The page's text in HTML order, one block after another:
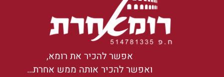
אפשר להכיר את רומא,
ואפשר להכיר אותה ממש אחרת…